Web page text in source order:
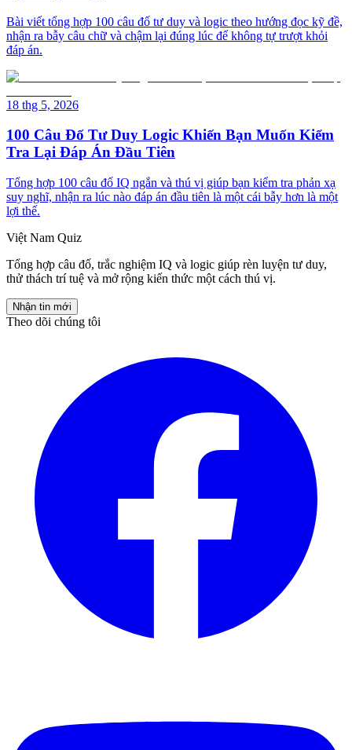
Bài viết tổng hợp 100 câu đố tư duy và logic theo hướng đọc kỹ đề,
nhận ra bẫy câu chữ và chậm lại đúng lúc để không tự trượt khỏi
đáp án.
18 thg 5, 2026
100 Câu Đố Tư Duy Logic Khiến Bạn Muốn Kiểm
Tra Lại Đáp Án Đầu Tiên
Tổng hợp 100 câu đố IQ ngắn và thú vị giúp bạn kiểm tra phản xạ
suy nghĩ, nhận ra lúc nào đáp án đầu tiên là một cái bẫy hơn là một
lợi thế.
Việt Nam Quiz
Tổng hợp câu đố, trắc nghiệm IQ và logic giúp rèn luyện tư duy,
thử thách trí tuệ và mở rộng kiến thức một cách thú vị.
Nhận tin mới
Theo dõi chúng tôi